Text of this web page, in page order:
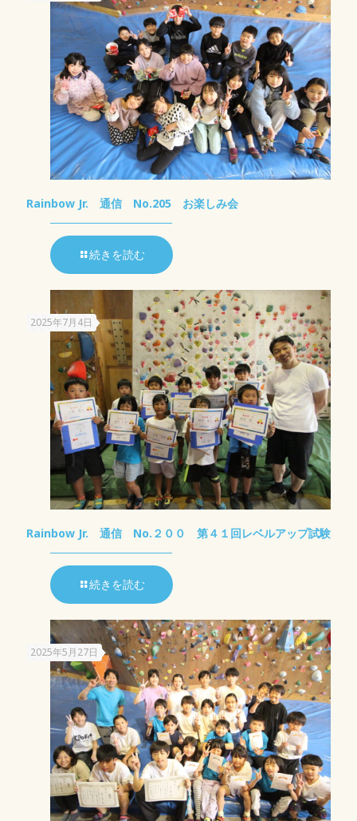
Rainbow Jr. 通信 No.205 お楽しみ会
続きを読む
2025年7月4日
Rainbow Jr. 通信 No.２００ 第４１回レベルアップ試験
続きを読む
2025年5月27日